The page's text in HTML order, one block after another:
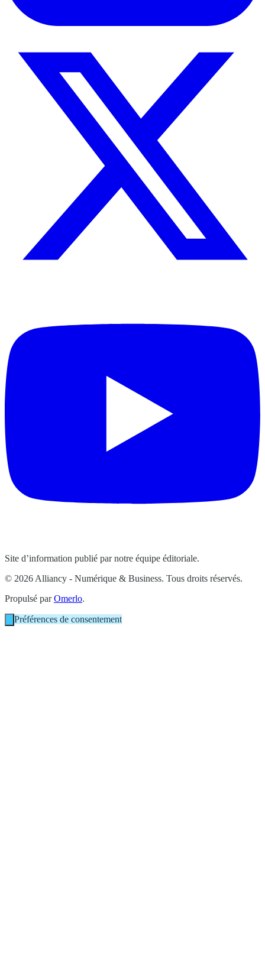
Site d’information publié par notre équipe éditoriale.
© 2026 Alliancy - Numérique & Business. Tous droits réservés.
Propulsé parOmerlo.
Préférences de consentement